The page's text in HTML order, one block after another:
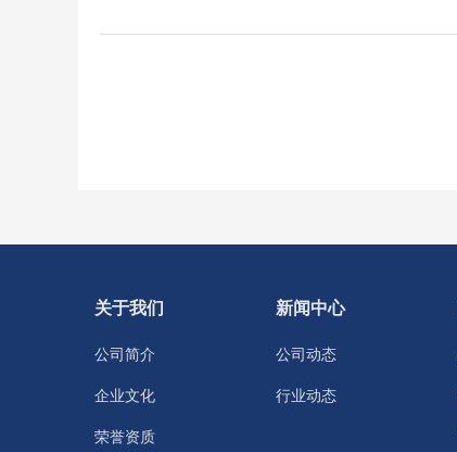
关于我们
公司简介
企业文化
荣誉资质
新闻中心
公司动态
行业动态